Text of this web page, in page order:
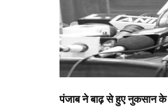
पंजाब ने बाढ़ से हुए नुकसान